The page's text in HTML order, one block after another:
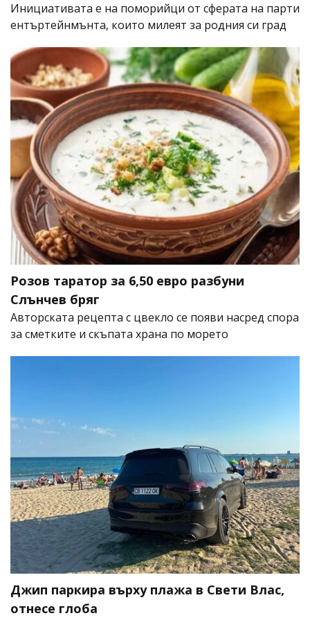
Инициативата е на поморийци от сферата на парти
ентъртейнмънта, които милеят за родния си град
Розов таратор за 6,50 евро разбуни
Слънчев бряг
Авторската рецепта с цвекло се появи насред спора
за сметките и скъпата храна по морето
Джип паркира върху плажа в Свети Влас,
отнесе глоба